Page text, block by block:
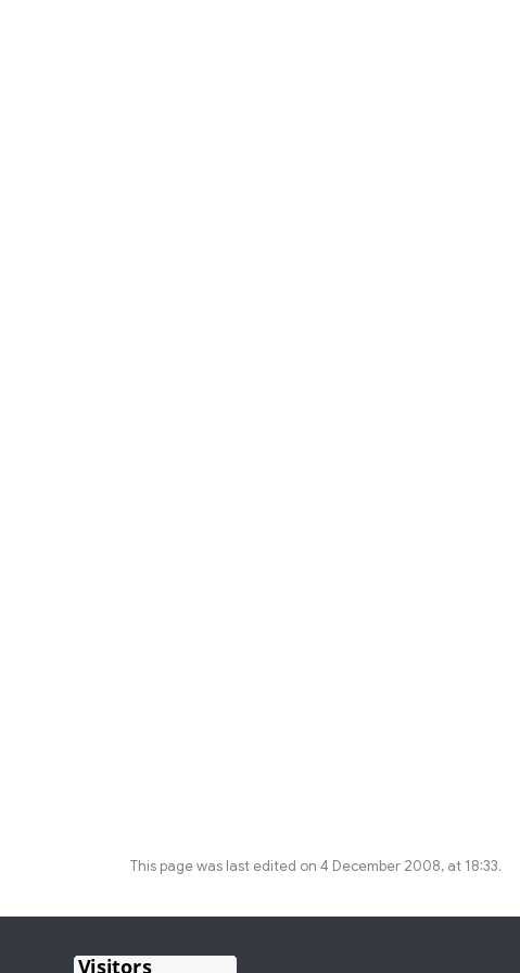
This page was last edited on 4 December 2008, at 18:33.